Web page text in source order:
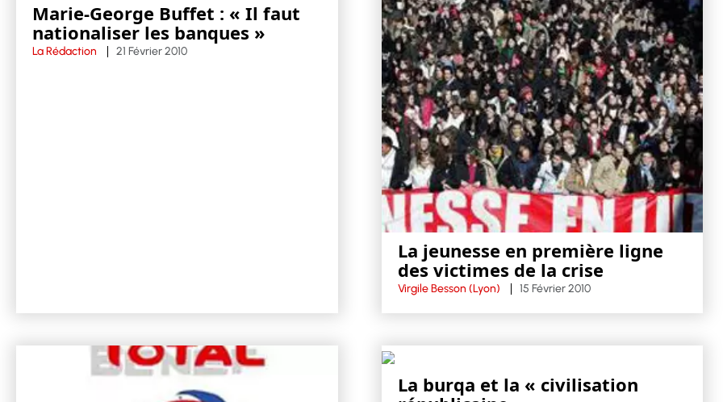
Marie-George Buffet : « Il faut
nationaliser les banques »
La Rédaction 21 Février 2010
La jeunesse en première ligne
des victimes de la crise
Virgile Besson (Lyon) 15 Février 2010
La burqa et la « civilisation